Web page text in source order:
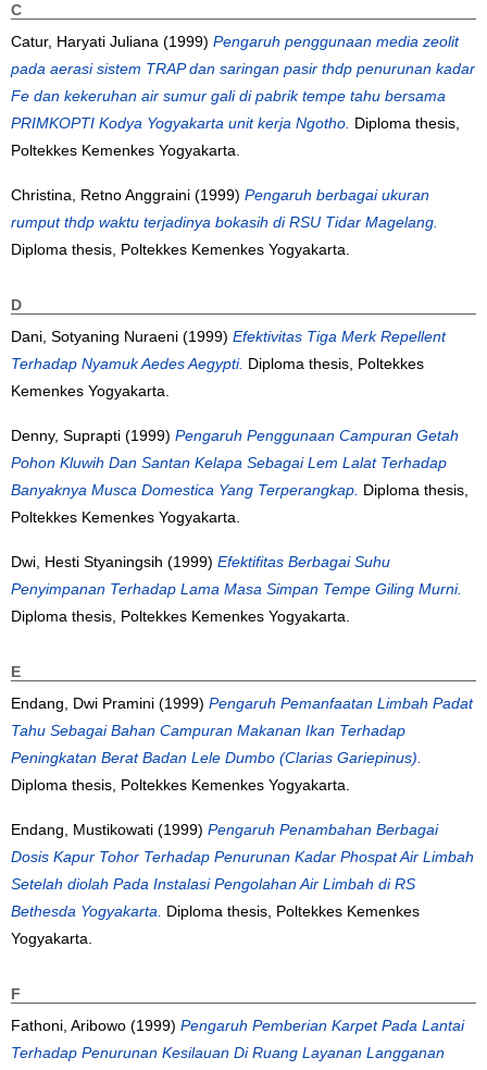
C
Catur, Haryati Juliana (1999) Pengaruh penggunaan media zeolit
pada aerasi sistem TRAP dan saringan pasir thdp penurunan kadar
Fe dan kekeruhan air sumur gali di pabrik tempe tahu bersama
PRIMKOPTI Kodya Yogyakarta unit kerja Ngotho. Diploma thesis,
Poltekkes Kemenkes Yogyakarta.
Christina, Retno Anggraini (1999) Pengaruh berbagai ukuran
rumput thdp waktu terjadinya bokasih di RSU Tidar Magelang.
Diploma thesis, Poltekkes Kemenkes Yogyakarta.
D
Dani, Sotyaning Nuraeni (1999) Efektivitas Tiga Merk Repellent
Terhadap Nyamuk Aedes Aegypti. Diploma thesis, Poltekkes
Kemenkes Yogyakarta.
Denny, Suprapti (1999) Pengaruh Penggunaan Campuran Getah
Pohon Kluwih Dan Santan Kelapa Sebagai Lem Lalat Terhadap
Banyaknya Musca Domestica Yang Terperangkap. Diploma thesis,
Poltekkes Kemenkes Yogyakarta.
Dwi, Hesti Styaningsih (1999) Efektifitas Berbagai Suhu
Penyimpanan Terhadap Lama Masa Simpan Tempe Giling Murni.
Diploma thesis, Poltekkes Kemenkes Yogyakarta.
E
Endang, Dwi Pramini (1999) Pengaruh Pemanfaatan Limbah Padat
Tahu Sebagai Bahan Campuran Makanan Ikan Terhadap
Peningkatan Berat Badan Lele Dumbo (Clarias Gariepinus).
Diploma thesis, Poltekkes Kemenkes Yogyakarta.
Endang, Mustikowati (1999) Pengaruh Penambahan Berbagai
Dosis Kapur Tohor Terhadap Penurunan Kadar Phospat Air Limbah
Setelah diolah Pada Instalasi Pengolahan Air Limbah di RS
Bethesda Yogyakarta. Diploma thesis, Poltekkes Kemenkes
Yogyakarta.
F
Fathoni, Aribowo (1999) Pengaruh Pemberian Karpet Pada Lantai
Terhadap Penurunan Kesilauan Di Ruang Layanan Langganan